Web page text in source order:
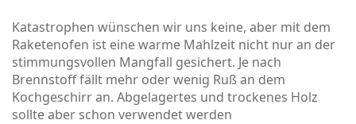
Katastrophen wünschen wir uns keine, aber mit dem
Raketenofen ist eine warme Mahlzeit nicht nur an der
stimmungsvollen Mangfall gesichert. Je nach
Brennstoff fällt mehr oder wenig Ruß an dem
Kochgeschirr an. Abgelagertes und trockenes Holz
sollte aber schon verwendet werden